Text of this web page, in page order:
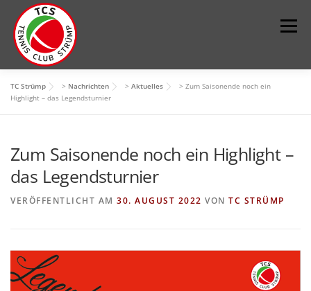
Inhalt
springen
Menü
DER VEREIN SPORT
IMPRESSUM PLATZ BUCHEN
TC Strümp > Nachrichten > Aktuelles > Zum Saisonende noch ein
Highlight – das Legendsturnier
Zum Saisonende noch ein Highlight –
das Legendsturnier
VERÖFFENTLICHT AM 30. AUGUST 2022 VON TC STRÜMP